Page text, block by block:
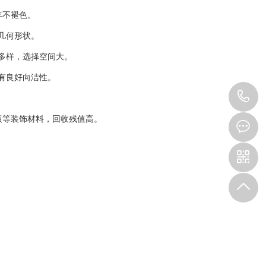
褪色。
形状。
，选择空间大。
好向洁性。
饰材料，回收残值高。